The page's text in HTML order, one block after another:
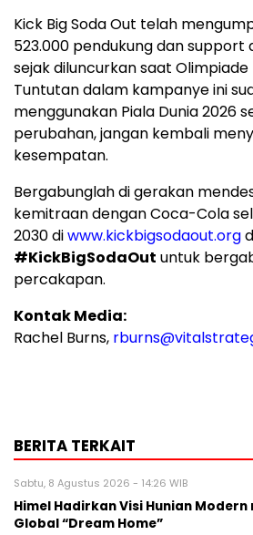
Kick Big Soda Out telah
523.000 pendukung dan support
sejak diluncurkan saat Olimpiade
Tuntutan dalam kampanye ini
menggunakan Piala Dunia 2026
perubahan, jangan kembali
kesempatan.
Bergabunglah di gerakan
kemitraan dengan Coca-Cola
2030 diwww.kickbigsodaout.org
#KickBigSodaOut untuk
percakapan.
Kontak Media:
Rachel Burns,
BERITA TERKAIT
Sabtu, 8 Agustus 2026 - 14:26 WIB
Himel Hadirkan Visi Hunian
Global “Dream Home”